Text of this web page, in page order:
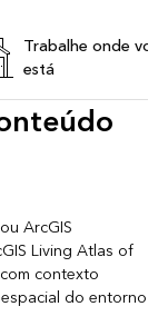
Trabalhe onde
está
ArcGIS
Living Atlas of
contexto
do entorno